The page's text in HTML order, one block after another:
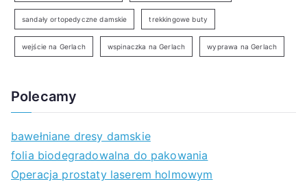
sandały ortopedyczne damskie trekkingowe buty
wejście na Gerlach wspinaczka na Gerlach wyprawa na Gerlach
Polecamy
bawełniane dresy damskie
folia biodegradowalna do pakowania
Operacja prostaty laserem holmowym